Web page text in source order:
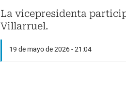
La vicepresidenta
Villarruel.
19 de mayo de 2026 - 21:04